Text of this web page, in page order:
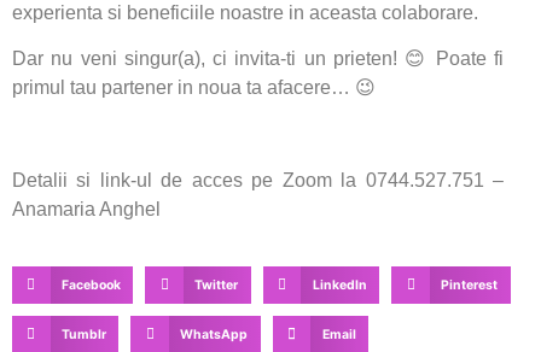
experienta si beneficiile noastre in aceasta colaborare.
Dar nu veni singur(a), ci invita-ti un prieten! 😊 Poate fi
primul tau partener in noua ta afacere… 😉
Detalii si link-ul de acces pe Zoom la 0744.527.751 –
Anamaria Anghel
Facebook Twitter LinkedIn Pinterest
Tumblr WhatsApp Email